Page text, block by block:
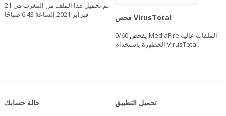
تم تحميل هذا الملف من المغرب في 21
فبراير 2021 الساعة 6:43 صباحًا
فحص VirusTotal
0/60
الخطورة باستخدام VirusTotal.
حالة حسابك تحميل التطبيق